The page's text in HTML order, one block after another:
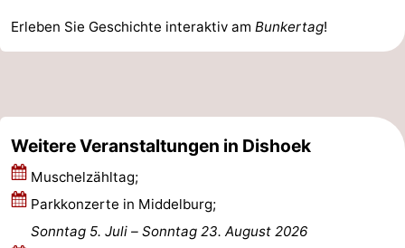
Medizin
Zeeland
Schouwen-
Erleben Sie Geschichte interaktiv am Bunkertag!
Weitere Veranstaltungen in Dishoek
Muschelzähltag;
Parkkonzerte in Middelburg;
Sonntag 5. Juli – Sonntag 23. August 2026